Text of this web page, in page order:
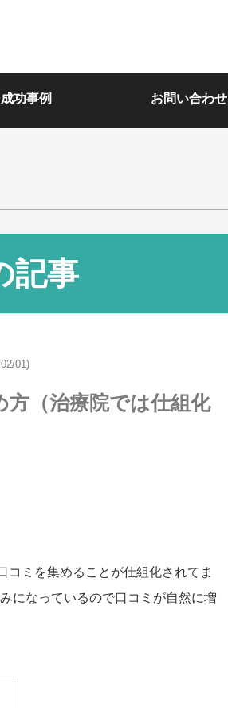
成功事例 お問い合わせ
記事
01)
（治療院では仕組化
ミを集めることが仕組化されてま
になっているので口コミが自然に増